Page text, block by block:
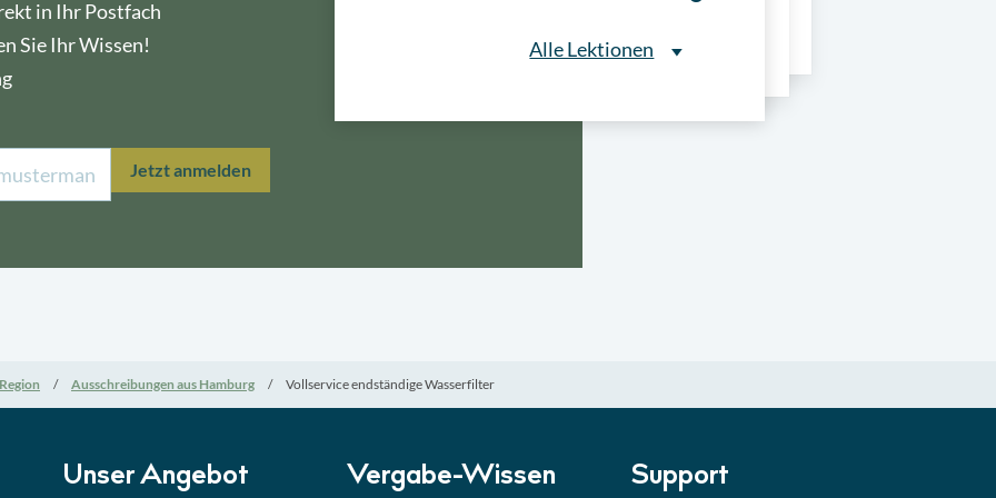
in Ihr Postfach
Sie Ihr Wissen!
Jetzt anmelden
Alle Lektionen
Alle Lektionen
Lektion 5 Eignung im Vergabeverfahren► 3:18 Min
Lektion 6 Abgabe von Angeboten Lektion
Region Ausschreibungen aus Hamburg Vollservice endständige Wasserfilter
Unser Angebot Vergabe-Wissen Support